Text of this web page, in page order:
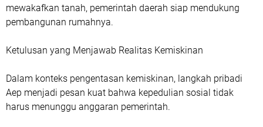
mewakafkan tanah, pemerintah daerah siap mendukung
pembangunan rumahnya.
Ketulusan yang Menjawab Realitas Kemiskinan
Dalam konteks pengentasan kemiskinan, langkah pribadi
Aep menjadi pesan kuat bahwa kepedulian sosial tidak
harus menunggu anggaran pemerintah.